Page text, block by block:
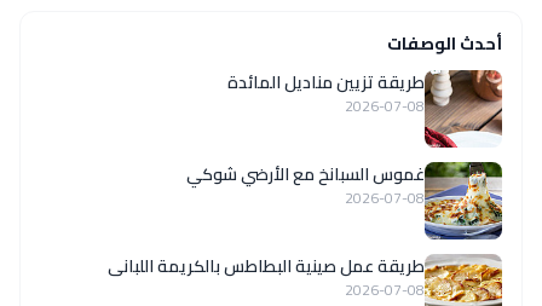
أحدث الوصفات
طريقة تزيين مناديل المائدة
2026-07-08
غموس السبانخ مع الأرضي شوكي
2026-07-08
طريقة عمل صينية البطاطس بالكريمة اللبانى
2026-07-08